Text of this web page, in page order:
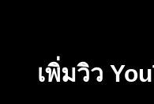
เพิ่มวิว